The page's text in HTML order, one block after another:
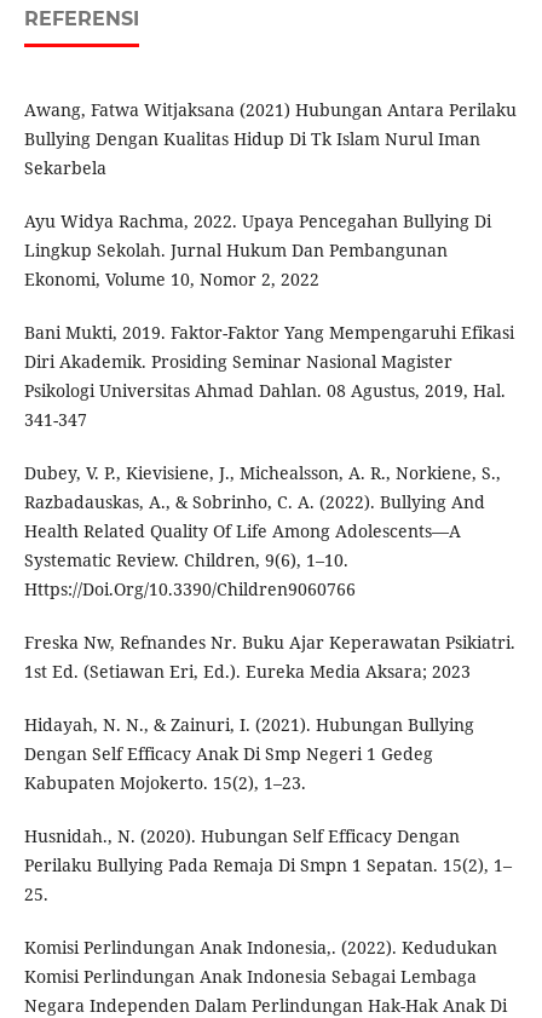
REFERENSI
Awang, Fatwa Witjaksana (2021) Hubungan Antara Perilaku
Bullying Dengan Kualitas Hidup Di Tk Islam Nurul Iman
Sekarbela
Ayu Widya Rachma, 2022. Upaya Pencegahan Bullying Di
Lingkup Sekolah. Jurnal Hukum Dan Pembangunan
Ekonomi, Volume 10, Nomor 2, 2022
Bani Mukti, 2019. Faktor-Faktor Yang Mempengaruhi Efikasi
Diri Akademik. Prosiding Seminar Nasional Magister
Psikologi Universitas Ahmad Dahlan. 08 Agustus, 2019, Hal.
341-347
Dubey, V. P., Kievisiene, J., Michealsson, A. R., Norkiene, S.,
Razbadauskas, A., & Sobrinho, C. A. (2022). Bullying And
Health Related Quality Of Life Among Adolescents—A
Systematic Review. Children, 9(6), 1–10.
Https://Doi.Org/10.3390/Children9060766
Freska Nw, Refnandes Nr. Buku Ajar Keperawatan Psikiatri.
1st Ed. (Setiawan Eri, Ed.). Eureka Media Aksara; 2023
Hidayah, N. N., & Zainuri, I. (2021). Hubungan Bullying
Dengan Self Efficacy Anak Di Smp Negeri 1 Gedeg
Kabupaten Mojokerto. 15(2), 1–23.
Husnidah., N. (2020). Hubungan Self Efficacy Dengan
Perilaku Bullying Pada Remaja Di Smpn 1 Sepatan. 15(2), 1–
25.
Komisi Perlindungan Anak Indonesia,. (2022). Kedudukan
Komisi Perlindungan Anak Indonesia Sebagai Lembaga
Negara Independen Dalam Perlindungan Hak-Hak Anak Di